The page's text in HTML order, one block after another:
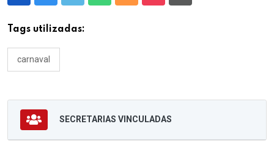
Tags utilizadas:
carnaval
SECRETARIAS VINCULADAS